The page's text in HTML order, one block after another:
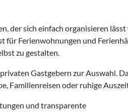
der sich einfach organisieren lässt
für Ferienwohnungen und
zu gestalten.
Gastgebern zur Auswahl.
Familienreisen oder ruhige
und transparente